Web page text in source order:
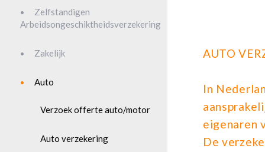
Zelfstandigen
Arbeidsongeschiktheidsverzekering
Zakelijk
Auto
Verzoek offerte auto/motor
Auto verzekering
AUTO
In
eigenaren
De